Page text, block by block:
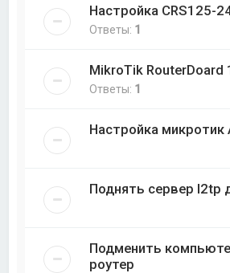
Настройка CRS125-
Ответы: 1
MikroTik RouterDoard
Ответы: 1
Настройка микротик
Поднять сервер l2tp
Подменить
роутер